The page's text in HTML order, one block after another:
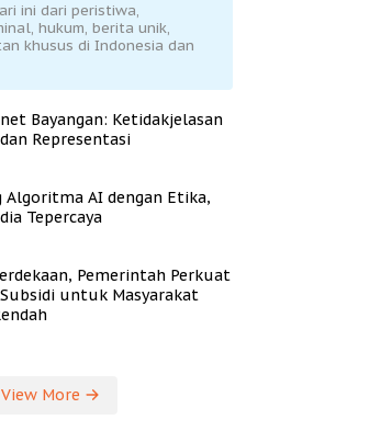
ini dari peristiwa,
hukum, berita unik,
khusus di Indonesia dan
Bayangan: Ketidakjelasan
Representasi
Algoritma AI dengan Etika,
Tepercaya
Pemerintah Perkuat
untuk Masyarakat
View More